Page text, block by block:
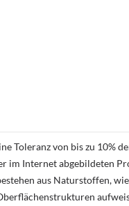
Toleranz von bis zu 10%
im Internet abgebildeten
aus Naturstoffen,